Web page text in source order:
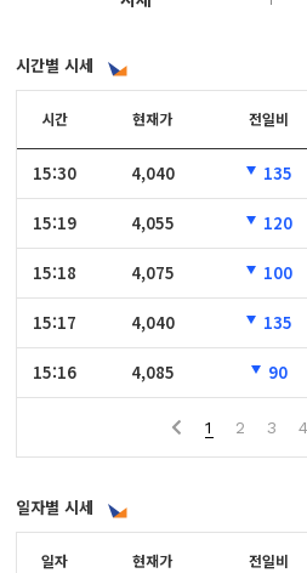
시간별 시세
시간
15:30
15:19
15:18
15:17
15:16
시간 현재가 전일비
15:30 4,040 135
15:19 4,055 120
15:18 4,075 100
15:17 4,040 135
15:16 4,085 90
1 2 3 4
일자별 시세
일자
일자 현재가 전일비